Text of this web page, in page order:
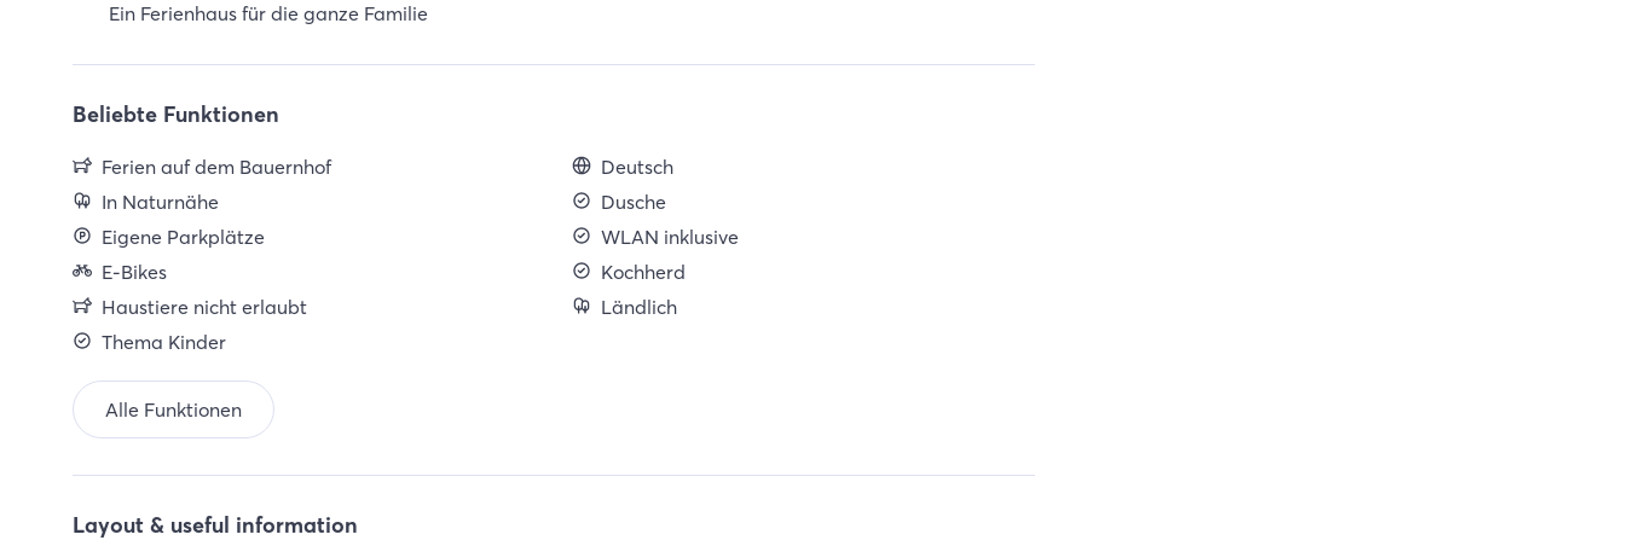
Ein Ferienhaus für die ganze Familie
Beliebte Funktionen
Ferien auf dem Bauernhof
In Naturnähe
Eigene Parkplätze
E-Bikes
Haustiere nicht erlaubt
Thema Kinder
Deutsch
Dusche
WLAN inklusive
Kochherd
Ländlich
Alle Funktionen
Layout & useful information